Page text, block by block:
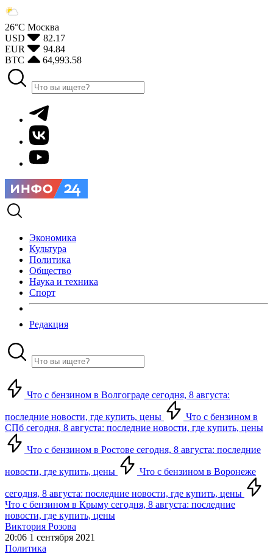
26°С Москва
USD
82.17
EUR
94.84
BTC
64,993.58
Экономика
Культура
Политика
Общество
Наука и техника
Спорт
Редакция
Что с бензином в Волгограде сегодня, 8 августа:
последние новости, где купить, цены
Что с бензином в
СПб сегодня, 8 августа: последние новости, где купить, цены
Что с бензином в Ростове сегодня, 8 августа: последние
новости, где купить, цены Что с бензином в Воронеже
сегодня, 8 августа: последние новости, где купить, цены
Что с бензином в Крыму сегодня, 8 августа: последние
новости, где купить, цены
Виктория Розова
20:06 1 сентября 2021
Политика